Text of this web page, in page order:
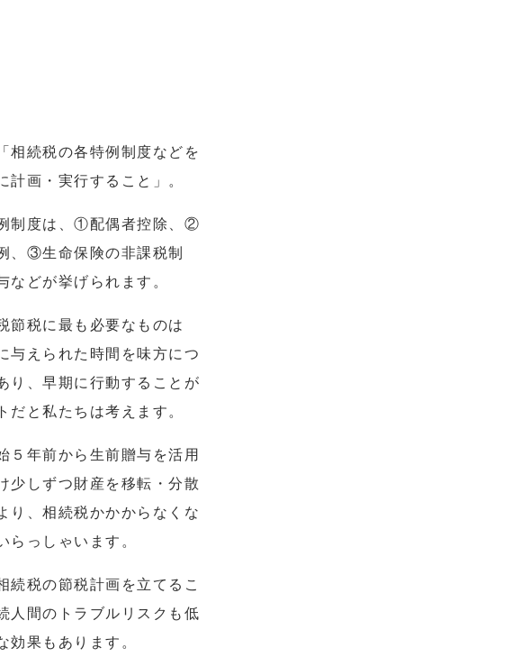
相続税の各特例制度などを
計画・実行すること」。
制度は、①配偶者控除、②
、③生命保険の非課税制
などが挙げられます。
節税に最も必要なものは
与えられた時間を味方につ
り、早期に行動することが
だと私たちは考えます。
５年前から生前贈与を活用
少しずつ財産を移転・分散
り、相続税かかからなくな
らっしゃいます。
続税の節税計画を立てるこ
人間のトラブルリスクも低
効果もあります。